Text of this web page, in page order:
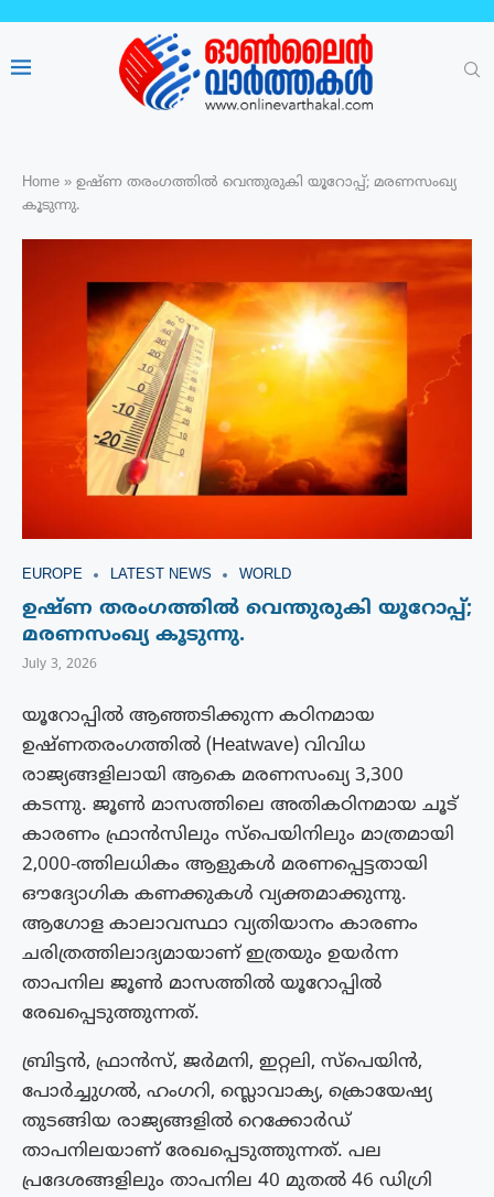
Home » ഉഷ്ണ തരംഗത്തിൽ വെന്തുരുകി യൂറോപ്പ്; മരണസംഖ്യ
കൂടുന്നു.
EUROPE LATEST NEWS WORLD
ഉഷ്ണ തരംഗത്തിൽ വെന്തുരുകി യൂറോപ്പ്;
മരണസംഖ്യ കൂടുന്നു.
July 3, 2026
യൂറോപ്പിൽ ആഞ്ഞടിക്കുന്ന കഠിനമായ
ഉഷ്ണതരംഗത്തിൽ (Heatwave) വിവിധ
രാജ്യങ്ങളിലായി ആകെ മരണസംഖ്യ 3,300
കടന്നു. ജൂൺ മാസത്തിലെ അതികഠിനമായ ചൂട്
കാരണം ഫ്രാൻസിലും സ്പെയിനിലും മാത്രമായി
2,000-ത്തിലധികം ആളുകൾ മരണപ്പെട്ടതായി
ഔദ്യോഗിക കണക്കുകൾ വ്യക്തമാക്കുന്നു.
ആഗോള കാലാവസ്ഥാ വ്യതിയാനം കാരണം
ചരിത്രത്തിലാദ്യമായാണ് ഇത്രയും ഉയർന്ന
താപനില ജൂൺ മാസത്തിൽ യൂറോപ്പിൽ
രേഖപ്പെടുത്തുന്നത്.
ബ്രിട്ടൻ, ഫ്രാൻസ്, ജർമനി, ഇറ്റലി, സ്പെയിൻ,
പോർച്ചുഗൽ, ഹംഗറി, സ്ലൊവാക്യ, ക്രൊയേഷ്യ
തുടങ്ങിയ രാജ്യങ്ങളിൽ റെക്കോർഡ്
താപനിലയാണ് രേഖപ്പെടുത്തുന്നത്. പല
പ്രദേശങ്ങളിലും താപനില 40 മുതൽ 46 ഡിഗ്രി